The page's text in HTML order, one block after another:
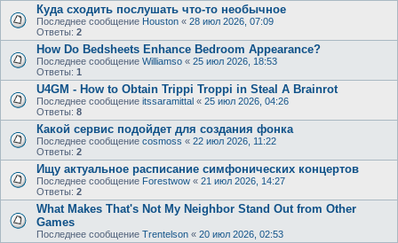
Куда сходить послушать что-то необычное
Последнее сообщение Houston « 28 июл 2026, 07:09
Ответы: 2
How Do Bedsheets Enhance Bedroom Appearance?
Последнее сообщение Williamso « 25 июл 2026, 18:53
Ответы: 1
U4GM - How to Obtain Trippi Troppi in Steal A Brainrot
Последнее сообщение itssaramittal « 25 июл 2026, 04:26
Ответы: 8
Какой сервис подойдет для создания фонка
Последнее сообщение cosmoss « 22 июл 2026, 11:22
Ответы: 2
Ищу актуальное расписание симфонических концертов
Последнее сообщение Forestwow « 21 июл 2026, 14:27
Ответы: 2
What Makes That's Not My Neighbor Stand Out from Other
Games
Последнее сообщение Trentelson « 20 июл 2026, 02:53